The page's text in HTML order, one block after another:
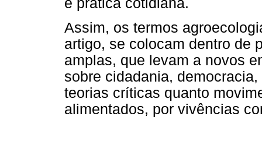
é prática cotidiana.
Assim, os termos
artigo, se colocam dentro de
amplas, que levam a novos
sobre cidadania,
teorias críticas quanto
alimentados, por vivências